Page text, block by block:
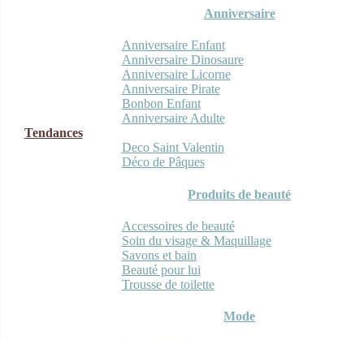
Anniversaire
Anniversaire Enfant
Anniversaire Dinosaure
Anniversaire Licorne
Anniversaire Pirate
Bonbon Enfant
Anniversaire Adulte
Tendances
Deco Saint Valentin
Déco de Pâques
Produits de beauté
Accessoires de beauté
Soin du visage & Maquillage
Savons et bain
Beauté pour lui
Trousse de toilette
Mode